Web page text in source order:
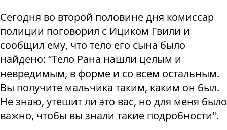
Сегодня во второй половине дня комиссар
полиции поговорил с Ициком Гвили и
сообщил ему, что тело его сына было
найдено: “Тело Рана нашли целым и
невредимым, в форме и со всем остальным.
Вы получите мальчика таким, каким он был.
Не знаю, утешит ли это вас, но для меня было
важно, чтобы вы знали такие подробности".